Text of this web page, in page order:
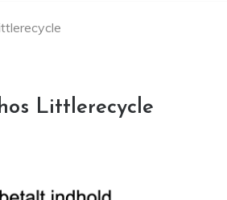
Littlerecycle